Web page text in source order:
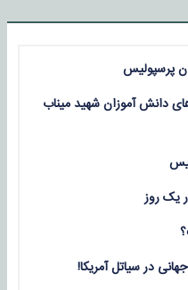
پرسپولیس
دانش آموزان شهید میناب
در سیاتل آمریکا!